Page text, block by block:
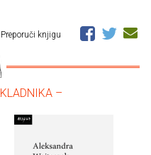
Preporuči knjigu
–